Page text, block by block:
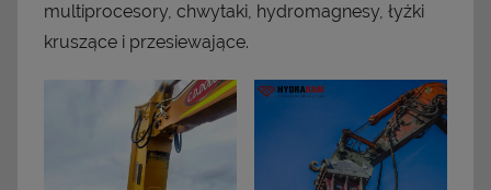
multiprocesory, chwytaki, hydromagnesy, łyżki
kruszące i przesiewające.